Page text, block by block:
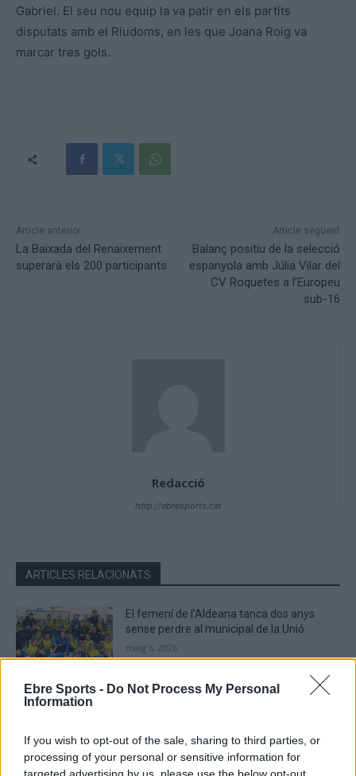
Ebre Sports - Do Not Process My Personal
Information
If you wish to opt-out of the sale, sharing to third parties, or
processing of your personal or sensitive information for
targeted advertising by us, please use the below opt-out
Gabriel. El seu nou equip la va patir en els partits
disputats amb el Riudoms, en les que Joana Roig va
marcar tres gols.
Article anterior
La Baixada del Renaixement
superarà els 200 participants
Article següent
Balanç positiu de la selecció
espanyola amb Júlia Vilar del
CV Roquetes a l’Europeu
sub-16
Redacció
http://ebresports.cat
ARTICLES RELACIONATS
El femení de l’Aldeana tanca dos anys
sense perdre al municipal de la Unió
maig 6, 2026
Futbol femení
abril 25, 2026